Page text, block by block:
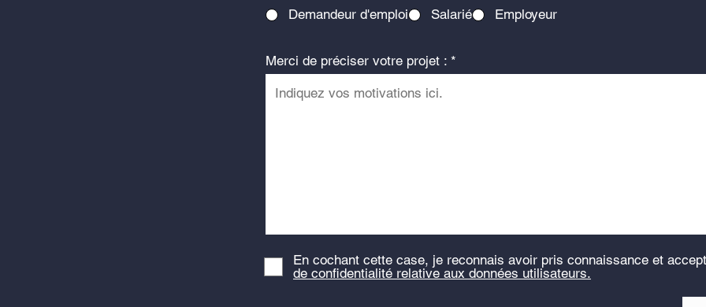
Demandeur d'emploi
Salarié Employeur
Merci de préciser votre projet :
En cochant cette case, je reconnais avoir pris connaissance et
de confidentialité relative aux données utilisateurs.